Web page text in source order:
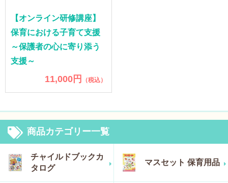
【オンライン研修講座】
保育における子育て支援
～保護者の心に寄り添う
支援～
11,000円 （税込）
商品カテゴリー一覧
チャイルドブックカ
タログ
マスセット 保育用品